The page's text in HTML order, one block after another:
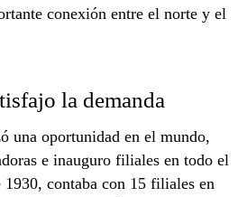
conexión entre el norte y el
la demanda
una oportunidad en el mundo,
e inauguro filiales en todo el
1930, contaba con 15 filiales en